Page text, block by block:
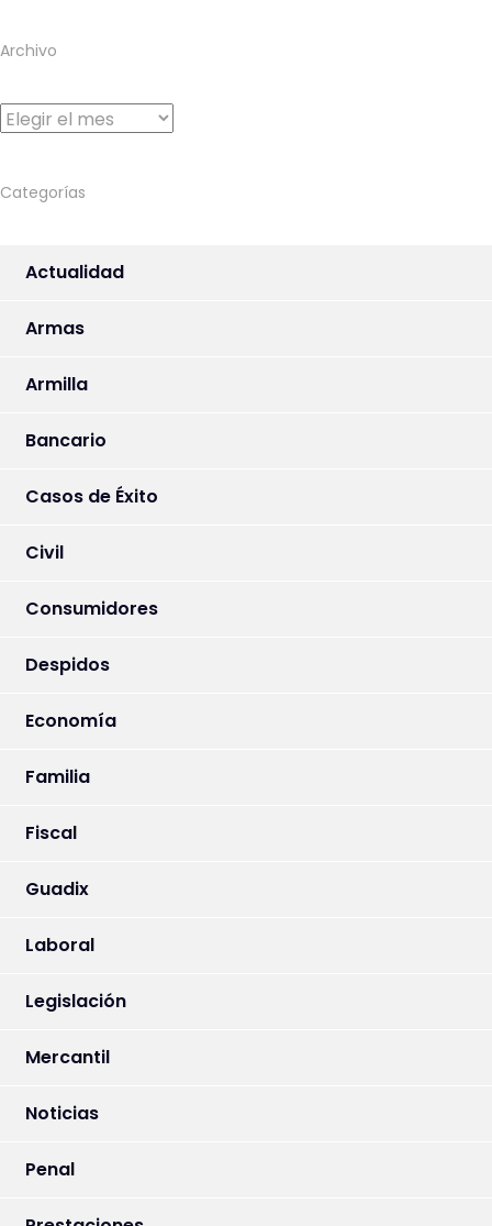
Archivo
Archivo
Categorías
Actualidad
Armas
Armilla
Bancario
Casos de Éxito
Civil
Consumidores
Despidos
Economía
Familia
Fiscal
Guadix
Laboral
Legislación
Mercantil
Noticias
Penal